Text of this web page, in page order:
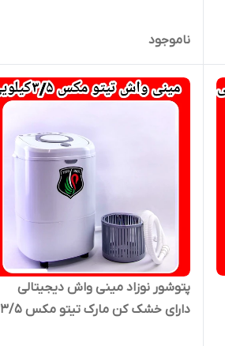
ناموجود
پتوشور نوزاد مینی واش دیجیتالی
دارای خشک کن مارک تیتو مکس ۳/۵